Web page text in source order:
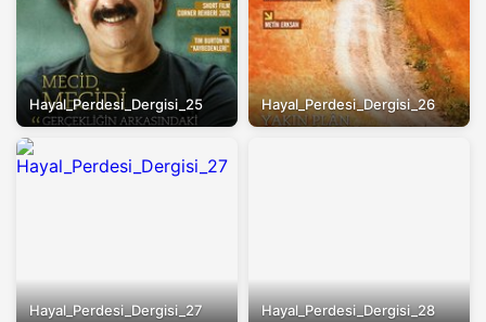
Hayal_Perdesi_Dergisi_25 Hayal_Perdesi_Dergisi_26
Hayal_Perdesi_Dergisi_27 Hayal_Perdesi_Dergisi_28